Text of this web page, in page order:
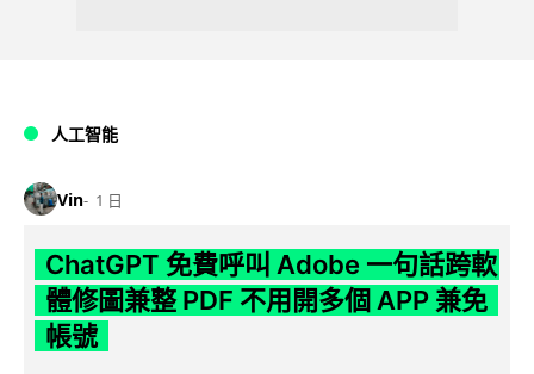
人工智能
Vin 1 日
ChatGPT 免費呼叫 Adobe 一句話跨軟
體修圖兼整 PDF 不用開多個 APP 兼免
帳號